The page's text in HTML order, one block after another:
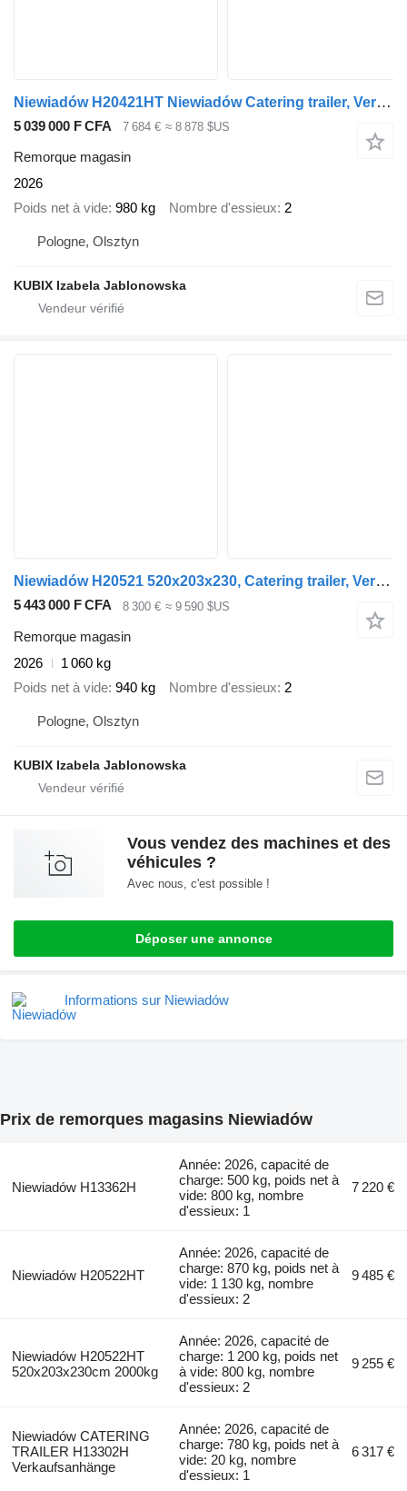
Niewiadów H20421HT Niewiadów Catering trailer, Verkaufsanhänger 420x203x23
5 039 000 F CFA 7 684 € ≈ 8 878 $US
Remorque magasin
2026
Poids net à vide 980 kg Nombre d'essieux 2
Pologne, Olsztyn
KUBIX Izabela Jablonowska
Niewiadów H20521 520x203x230, Catering trailer, Verkaufsanhänger 2000kg -
5 443 000 F CFA 8 300 € ≈ 9 590 $US
Remorque magasin
2026
1 060 kg
Poids net à vide 940 kg Nombre d'essieux 2
Pologne, Olsztyn
KUBIX Izabela Jablonowska
Vous vendez des machines et des
véhicules ?
Avec nous, c'est possible !
Déposer une annonce
Informations sur Niewiadów
Prix de remorques magasins Niewiadów
Niewiadów H13362H
Année: 2026, capacité de
charge: 500 kg, poids net à
vide: 800 kg, nombre
d'essieux: 1
7 220 €
Niewiadów H20522HT
Année: 2026, capacité de
charge: 870 kg, poids net à
vide: 1 130 kg, nombre
d'essieux: 2
9 485 €
Niewiadów H20522HT
520x203x230cm 2000kg
Année: 2026, capacité de
charge: 1 200 kg, poids net
à vide: 800 kg, nombre
d'essieux: 2
9 255 €
Niewiadów CATERING
TRAILER H13302H
Verkaufsanhänge
Année: 2026, capacité de
charge: 780 kg, poids net à
vide: 20 kg, nombre
d'essieux: 1
6 317 €